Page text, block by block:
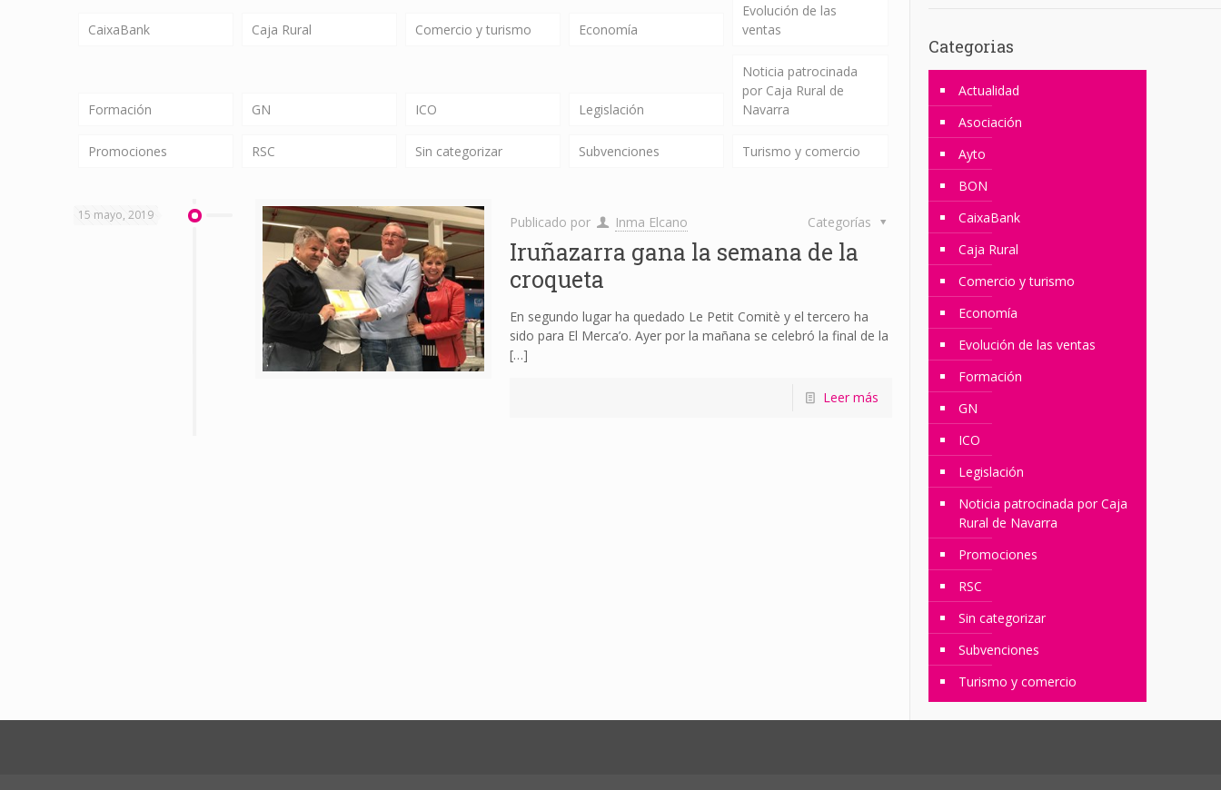
CaixaBank Caja Rural Comercio y turismo Economía
Evolución de las
ventas
Formación GN ICO Legislación
Noticia patrocinada
por Caja Rural de
Navarra
Promociones RSC Sin categorizar Subvenciones Turismo y comercio
15 mayo, 2019 Publicado por Inma Elcano Categorías
Iruñazarra gana la semana de la
croqueta
En segundo lugar ha quedado Le Petit Comitè y el tercero ha
sido para El Merca’o. Ayer por la mañana se celebró la final de la
[…]
Leer más
Categorias
Actualidad
Asociación
Ayto
BON
CaixaBank
Caja Rural
Comercio y turismo
Economía
Evolución de las ventas
Formación
GN
ICO
Legislación
Noticia patrocinada por Caja
Rural de Navarra
Promociones
RSC
Sin categorizar
Subvenciones
Turismo y comercio